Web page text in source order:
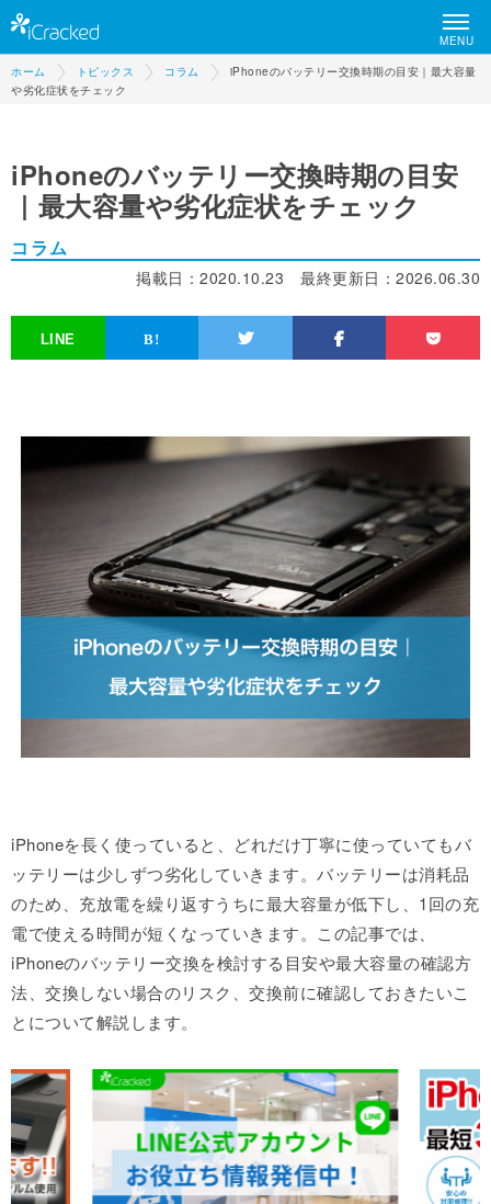
MENU
ホーム トピックス コラム
iPhoneのバッテリー交換時期の目安｜最大容量
や劣化症状をチェック
iPhoneのバッテリー交換時期の目安
｜最大容量や劣化症状をチェック
コラム
最終更新日： 2026.06.30
掲載日： 2020.10.23
iPhoneを長く使っていると、どれだけ丁寧に使っていてもバ
ッテリーは少しずつ劣化していきます。バッテリーは消耗品
のため、充放電を繰り返すうちに最大容量が低下し、1回の充
電で使える時間が短くなっていきます。この記事では、
iPhoneのバッテリー交換を検討する目安や最大容量の確認方
法、交換しない場合のリスク、交換前に確認しておきたいこ
とについて解説します。